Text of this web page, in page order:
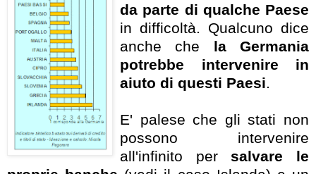
da parte di qualche Paese
in difficoltà. Qualcuno dice
anche che la Germania
potrebbe intervenire in
aiuto di questi Paesi.
E' palese che gli stati non
possono intervenire
all'infinito per salvare le